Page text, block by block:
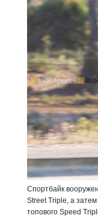
Спортбайк
Street Triple, а
топового Speed